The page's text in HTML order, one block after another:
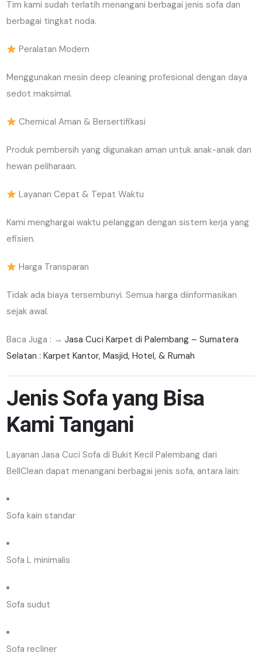
Tim kami sudah terlatih menangani berbagai jenis sofa dan
berbagai tingkat noda.
Peralatan Modern
Menggunakan mesin deep cleaning profesional dengan daya
sedot maksimal.
Chemical Aman & Bersertifikasi
Produk pembersih yang digunakan aman untuk anak-anak dan
hewan peliharaan.
Layanan Cepat & Tepat Waktu
Kami menghargai waktu pelanggan dengan sistem kerja yang
efisien.
Harga Transparan
Tidak ada biaya tersembunyi. Semua harga diinformasikan
sejak awal.
Baca Juga : →Jasa Cuci Karpet di Palembang – Sumatera
Selatan : Karpet Kantor, Masjid, Hotel, & Rumah
Jenis Sofa yang Bisa
Kami Tangani
Layanan Jasa Cuci Sofa di Bukit Kecil Palembang dari
BellClean dapat menangani berbagai jenis sofa, antara lain:
Sofa kain standar
Sofa L minimalis
Sofa sudut
Sofa recliner